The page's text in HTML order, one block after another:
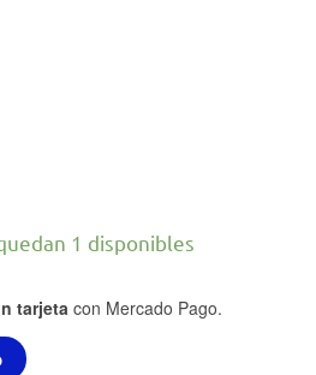
1 disponibles
tarjeta con Mercado Pago.